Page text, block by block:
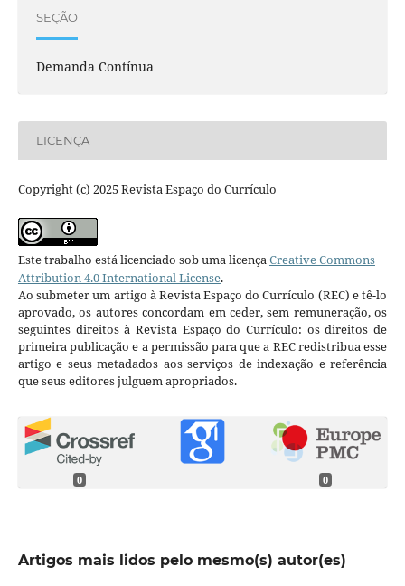
SEÇÃO
Demanda Contínua
LICENÇA
Copyright (c) 2025 Revista Espaço do Currículo
Este trabalho está licenciado sob uma licençaCreative Commons
Attribution 4.0 International License.
Ao submeter um artigo à Revista Espaço do Currículo (REC) e tê-lo
aprovado, os autores concordam em ceder, sem remuneração, os
seguintes direitos à Revista Espaço do Currículo: os direitos de
primeira publicação e a permissão para que a REC redistribua esse
artigo e seus metadados aos serviços de indexação e referência
que seus editores julguem apropriados.
0 0
Artigos mais lidos pelo mesmo(s) autor(es)